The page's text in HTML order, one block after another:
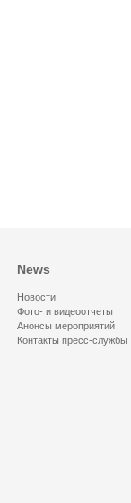
News
Новости
Фото- и видеоотчеты
Анонсы мероприятий
Контакты пресс-службы